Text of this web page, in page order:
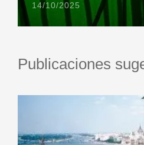
14/10/2025
Publicaciones